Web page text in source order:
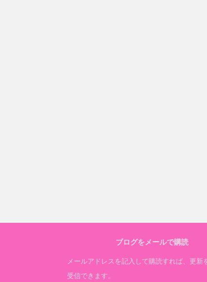
ブログをメールで購読
メールアドレスを記入して購読すれば、更新
受信できます。